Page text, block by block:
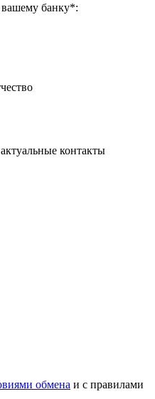
банку*:
контакты
обмена и с правилами